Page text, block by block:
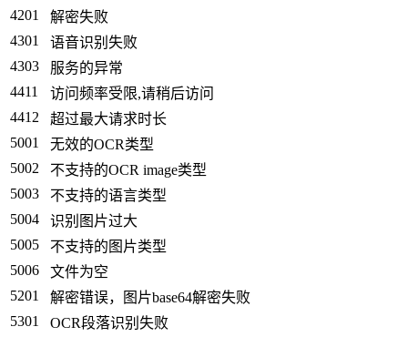
4201
解密失败
4301
语音识别失败
4303
服务的异常
4411
访问频率受限,请稍后访问
4412
超过最大请求时长
5001
无效的OCR类型
5002
不支持的OCR image类型
5003
不支持的语言类型
5004
识别图片过大
5005
不支持的图片类型
5006
文件为空
5201
解密错误，图片base64解密失败
5301
OCR段落识别失败